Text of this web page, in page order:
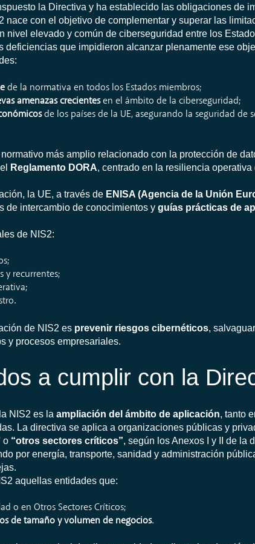
la Directiva y ha establecido las obligaciones de
nace con el objetivo de complementar y superar las
nivel elevado y común de ciberseguridad entre los
deficiencias que impidieron alcanzar plenamente ese
de la normativa en todos los Estados miembros;
amenazas crecientesen el ámbito de la ciberseguridad;
de los países de la UE, asegurando la seguridad de
más amplio relacionado con la protección de
Reglamento DORA, centrado en la resiliencia
la UE, a través de ENISA (Agencia de la Unión
de intercambio de conocimientos yguías prácticas de
de NIS2:
y recurrentes;
de NIS2 es prevenir riesgos cibernéticos,
y procesos empresariales.
a cumplir con la
NIS2 es laampliación del ámbito de aplicación, tanto
La directiva se aplica a organizaciones públicas y
o “otros sectores críticos”, según los Anexos I y II de la
por energía, transporte, sanidad y administración
aquellas entidades que:
o en Otros Sectores Críticos;
de tamaño y volumen de negocios.